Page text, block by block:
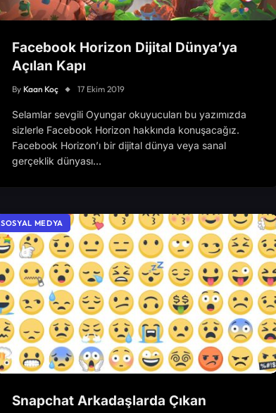
Facebook Horizon Dijital Dünya’ya
Açılan Kapı
By Kaan Koç 17 Ekim 2019
Selamlar sevgili Oyungar okuyucuları bu yazımızda
sizlerle Facebook Horizon hakkında konuşacağız.
Facebook Horizon’ı bir dijital dünya veya sanal
gerçeklik dünyası…
SOSYAL MEDYA
Snapchat Arkadaşlarda Çıkan